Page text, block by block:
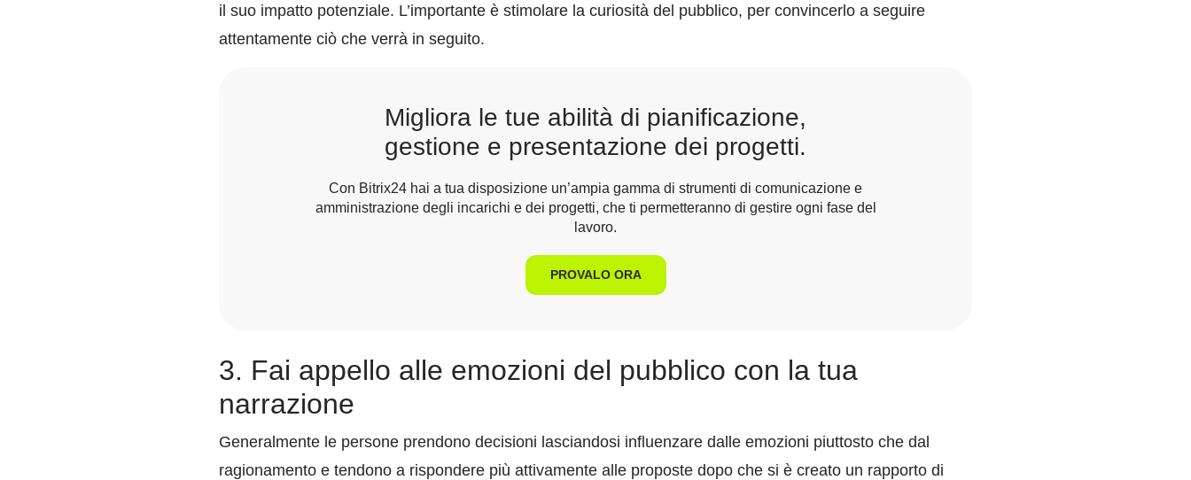
il suo impatto potenziale. L’importante è stimolare la curiosità del pubblico, per convincerlo a seguire
attentamente ciò che verrà in seguito.
Migliora le tue abilità di pianificazione,
gestione e presentazione dei progetti.
Con Bitrix24 hai a tua disposizione un’ampia gamma di strumenti di comunicazione e
amministrazione degli incarichi e dei progetti, che ti permetteranno di gestire ogni fase del
lavoro.
PROVALO ORA
3. Fai appello alle emozioni del pubblico con la tua
narrazione
Generalmente le persone prendono decisioni lasciandosi influenzare dalle emozioni piuttosto che dal
ragionamento e tendono a rispondere più attivamente alle proposte dopo che si è creato un rapporto di